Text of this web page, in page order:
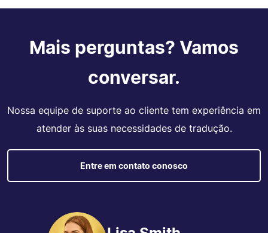
Mais perguntas? Vamos
conversar.
Nossa equipe de suporte ao cliente tem experiência em
atender às suas necessidades de tradução.
Entre em contato conosco